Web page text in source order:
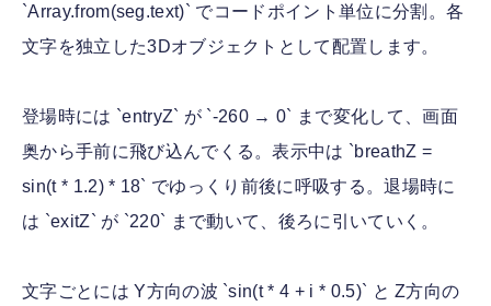
`Array.from(seg.text)` でコードポイント単位に分割。各
文字を独立した3Dオブジェクトとして配置します。
登場時には `entryZ` が `-260 → 0` まで変化して、画面
奥から手前に飛び込んでくる。表示中は `breathZ =
sin(t * 1.2) * 18` でゆっくり前後に呼吸する。退場時に
は `exitZ` が `220` まで動いて、後ろに引いていく。
文字ごとには Y方向の波 `sin(t * 4 + i * 0.5)` と Z方向の